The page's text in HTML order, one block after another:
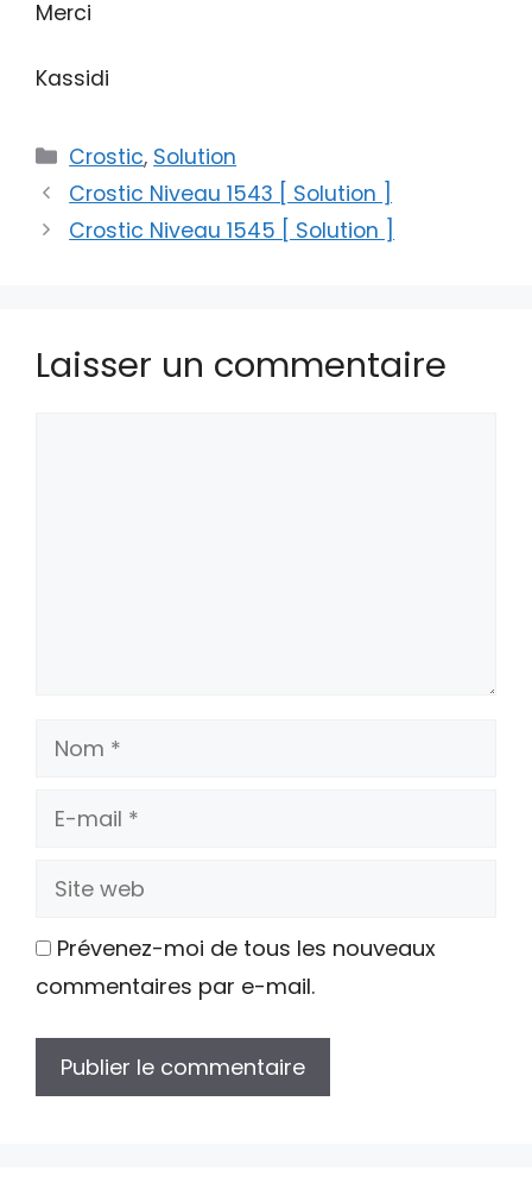
Merci
Kassidi
Catégories
Crostic, Solution
Crostic Niveau 1543 [ Solution ]
Crostic Niveau 1545 [ Solution ]
Laisser un commentaire
Nom
E-
Site
Prévenez-moi de tous les nouveaux
commentaires par e-mail.